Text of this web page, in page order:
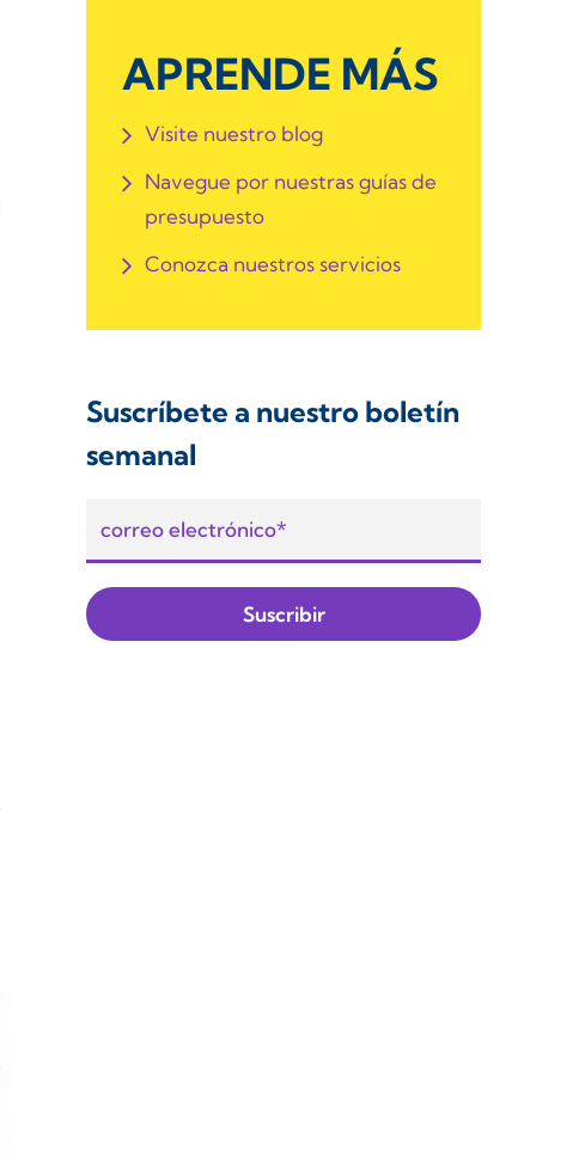
APRENDE MÁS
Visite nuestro blog
Navegue por nuestras guías de
presupuesto
Conozca nuestros servicios
Suscríbete a nuestro boletín
semanal